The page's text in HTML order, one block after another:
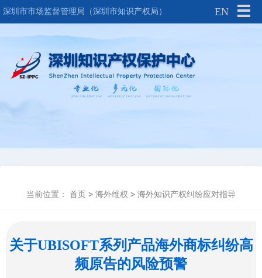
深圳市市场监督管理局（深圳市知识产权局） EN
当前位置： 首页 > 海外维权 > 海外知识产权纠纷应对指导
关于UBISOFT系列产品海外商标纠纷高
频原告的风险预警